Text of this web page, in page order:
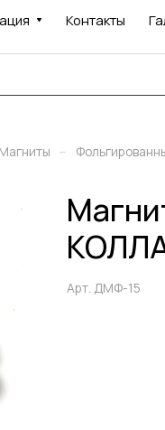
Контакты
Магниты –
Арт. ДМФ-15